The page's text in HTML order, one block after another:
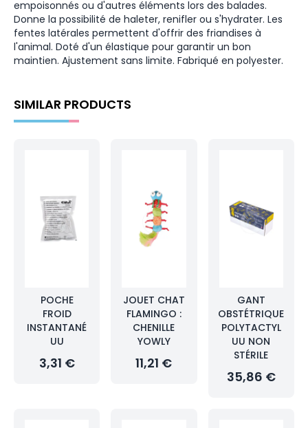
empoisonnés ou d'autres éléments lors des balades.
Donne la possibilité de haleter, renifler ou s'hydrater. Les
fentes latérales permettent d'offrir des friandises à
l'animal. Doté d'un élastique pour garantir un bon
maintien. Ajustement sans limite. Fabriqué en polyester.
SIMILAR PRODUCTS
POCHE
FROID
INSTANTANÉ
UU
3,31 €
JOUET CHAT
FLAMINGO :
CHENILLE
YOWLY
11,21 €
GANT
OBSTÉTRIQUE
POLYTACTYL
UU NON
STÉRILE
35,86 €